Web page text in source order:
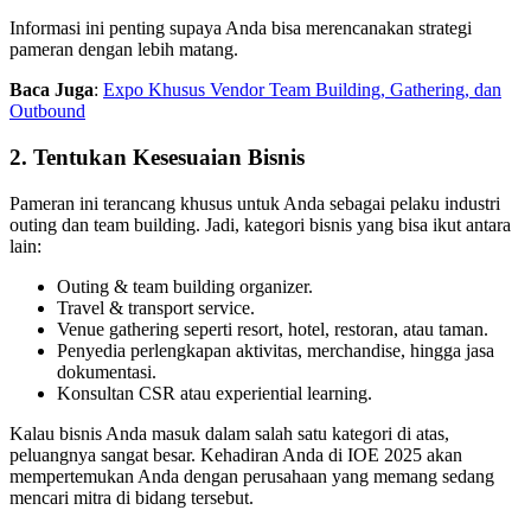
Informasi ini penting supaya Anda bisa merencanakan strategi
pameran dengan lebih matang.
Baca Juga: Expo Khusus Vendor Team Building, Gathering, dan
Outbound
2. Tentukan Kesesuaian Bisnis
Pameran ini terancang khusus untuk Anda sebagai pelaku industri
outing dan team building. Jadi, kategori bisnis yang bisa ikut antara
lain:
Outing & team building organizer.
Travel & transport service.
Venue gathering seperti resort, hotel, restoran, atau taman.
Penyedia perlengkapan aktivitas, merchandise, hingga jasa
dokumentasi.
Konsultan CSR atau experiential learning.
Kalau bisnis Anda masuk dalam salah satu kategori di atas,
peluangnya sangat besar. Kehadiran Anda di IOE 2025 akan
mempertemukan Anda dengan perusahaan yang memang sedang
mencari mitra di bidang tersebut.